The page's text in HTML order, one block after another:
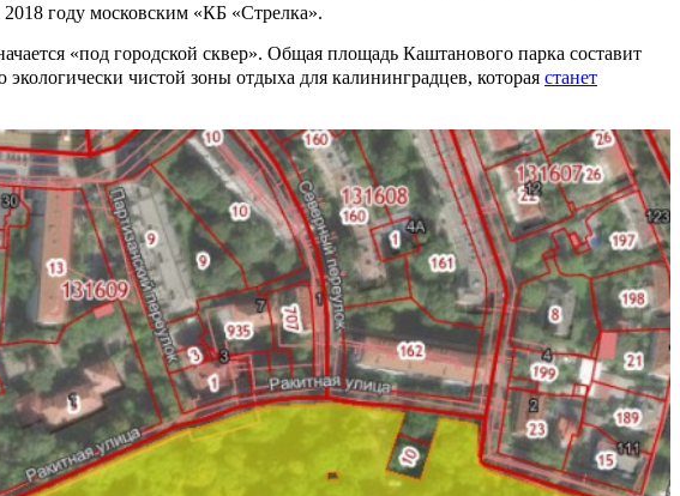
году московским «КБ «Стрелка».
«под городской сквер». Общая площадь Каштанового парка составит
чистой зоны отдыха для калининградцев, которая станет